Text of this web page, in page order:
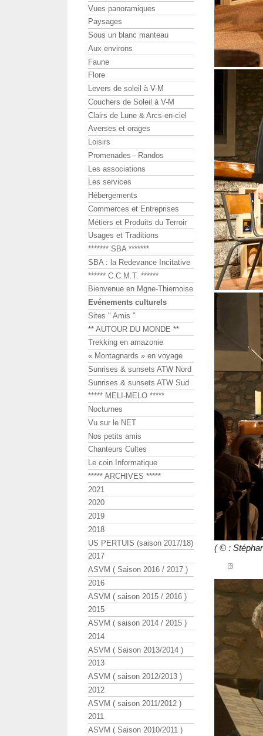
( © :
Vues panoramiques
Paysages
Sous un blanc manteau
Aux environs
Faune
Flore
Levers de soleil à V-M
Couchers de Soleil à V-M
Clairs de Lune & Arcs-en-ciel
Averses et orages
Loisirs
Promenades - Randos
Les associations
Les services
Hébergements
Commerces et Entreprises
Métiers et Produits du Terroir
Usages et Traditions
******* SBA *******
SBA : la Redevance Incitative
****** C.C.M.T. ******
Bienvenue en Mgne-Thiernoise
Evénements culturels
Sites " Amis "
** AUTOUR DU MONDE **
Trekking en amazonie
« Montagnards » en voyage
Sunrises & sunsets ATW Nord
Sunrises & sunsets ATW Sud
***** MELI-MELO *****
Nocturnes
Vu sur le NET
Nos petits amis
Chanteurs Cultes
Le coin Informatique
***** ARCHIVES *****
2021
2020
2019
2018
US PERTUIS (saison 2017/18)
2017
ASVM ( Saison 2016 / 2017 )
2016
ASVM ( saison 2015 / 2016 )
2015
ASVM ( saison 2014 / 2015 )
2014
ASVM ( Saison 2013/2014 )
2013
ASVM ( saison 2012/2013 )
2012
ASVM ( saison 2011/2012 )
2011
ASVM ( Saison 2010/2011 )